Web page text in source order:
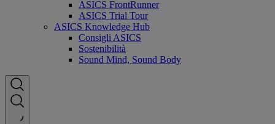
ASICS FrontRunner
ASICS Trial Tour
ASICS Knowledge Hub
Consigli ASICS
Sostenibilità
Sound Mind, Sound Body